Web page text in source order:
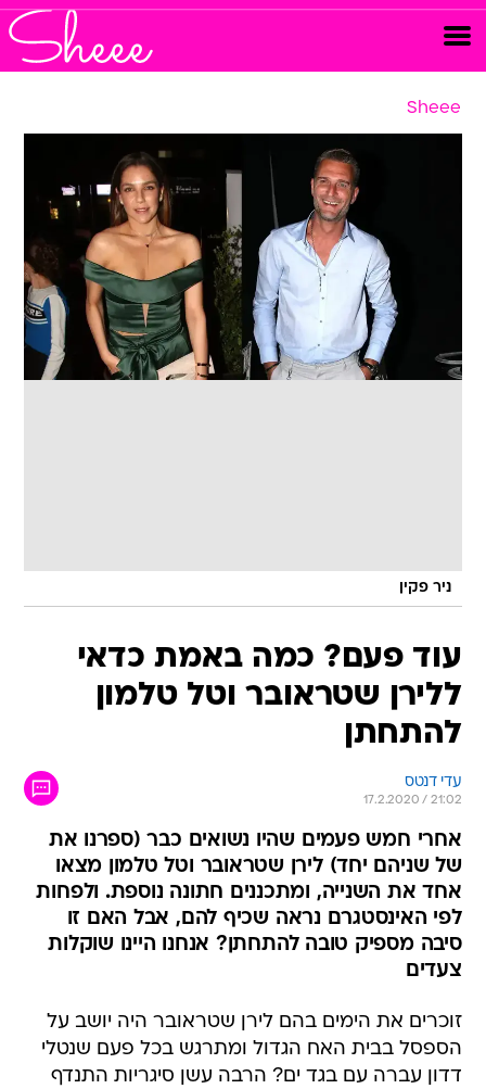
Sheee
ניר פקין
עוד פעם? כמה באמת כדאי
ללירן שטראובר וטל טלמון
להתחתן
עדי דנטס
17.2.2020 / 21:02
אחרי חמש פעמים שהיו נשואים כבר (ספרנו את
של שניהם יחד) לירן שטראובר וטל טלמון מצאו
אחד את השנייה, ומתכננים חתונה נוספת. ולפחות
לפי האינסטגרם נראה שכיף להם, אבל האם זו
סיבה מספיק טובה להתחתן? אנחנו היינו שוקלות
צעדים
זוכרים את הימים בהם לירן שטראובר היה יושב על
הספסל בבית האח הגדול ומתרגש בכל פעם שנטלי
דדון עברה עם בגד ים? הרבה עשן סיגריות התנדף